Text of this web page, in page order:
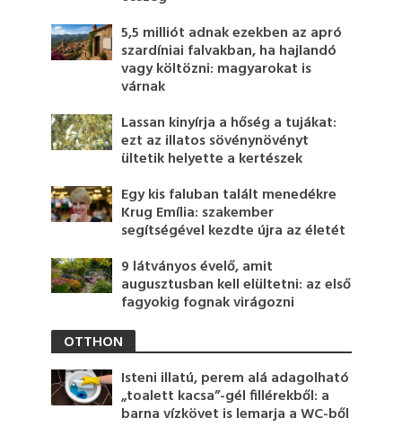
5,5 milliót adnak ezekben az apró
szardíniai falvakban, ha hajlandó
vagy költözni: magyarokat is
várnak
Lassan kinyírja a hőség a tujákat:
ezt az illatos sövénynövényt
ültetik helyette a kertészek
Egy kis faluban talált menedékre
Krug Emília: szakember
segítségével kezdte újra az életét
9 látványos évelő, amit
augusztusban kell elültetni: az első
fagyokig fognak virágozni
OTTHON
Isteni illatú, perem alá adagolható
„toalett kacsa”-gél fillérekből: a
barna vízkövet is lemarja a WC-ből